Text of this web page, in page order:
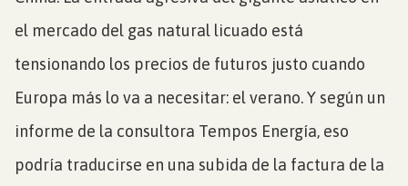
el mercado del gas natural licuado está
tensionando los precios de futuros justo cuando
Europa más lo va a necesitar: el verano. Y según un
informe de la consultora Tempos Energía, eso
podría traducirse en una subida de la factura de la